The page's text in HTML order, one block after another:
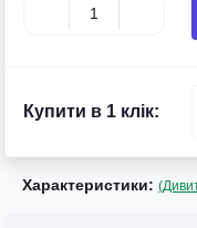
Купити в 1 клік:
Характеристики: